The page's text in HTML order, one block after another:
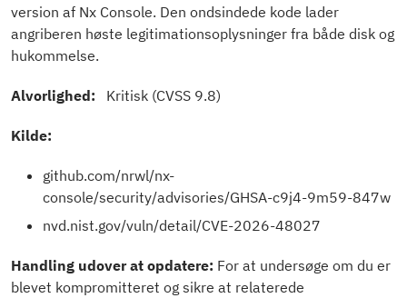
version af Nx Console. Den ondsindede kode lader
angriberen høste legitimationsoplysninger fra både disk og
hukommelse.
Alvorlighed: Kritisk (CVSS 9.8)
Kilde:
github.com/nrwl/nx-
console/security/advisories/GHSA-c9j4-9m59-847w
nvd.nist.gov/vuln/detail/CVE-2026-48027
Handling udover at opdatere: For at undersøge om du er
blevet kompromitteret og sikre at relaterede